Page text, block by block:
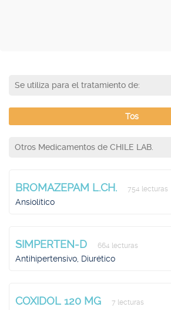
Se utiliza para el tratamiento de:
Tos
Otros Medicamentos de CHILE LAB.
BROMAZEPAM L.CH. 754 lecturas
Ansiolítico
SIMPERTEN-D 664 lecturas
Antihipertensivo, Diurético
COXIDOL 120 MG 7 lecturas